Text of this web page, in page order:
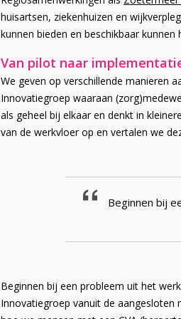
huisartsen, ziekenhuizen en
kunnen bieden en beschikbaar kunnen
Van pilot naar
We geven op verschillende manieren
Innovatiegroep waaraan
als geheel bij elkaar en denkt in
van de werkvloer op en vertalen we
Beginnen bij
Beginnen bij een probleem uit het
Innovatiegroep vanuit de aangesloten